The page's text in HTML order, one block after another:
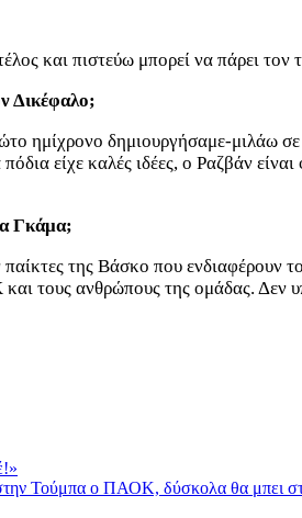
και πιστεύω μπορεί να πάρει τον
Δικέφαλο;
ημίχρονο δημιουργήσαμε-μιλάω
είχε καλές ιδέες, ο Ραζβάν
Γκάμα;
της Βάσκο που ενδιαφέρουν
τους ανθρώπους της ομάδας. Δεν
Τούμπα ο ΠΑΟΚ, δύσκολα θα μπει